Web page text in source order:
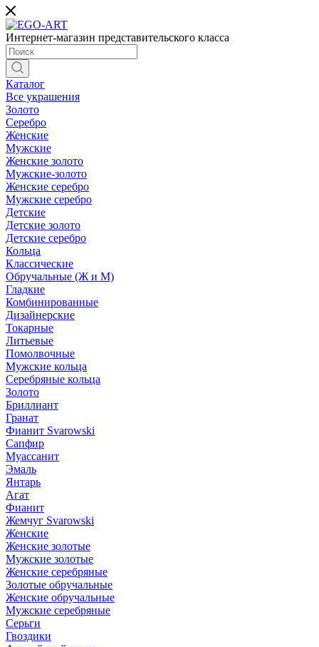
Интернет-магазин представительского класса
Каталог
Все украшения
Золото
Серебро
Женские
Мужские
Женские золото
Мужские-золото
Женские серебро
Мужские серебро
Детские
Детские золото
Детские серебро
Кольца
Классические
Обручальные (Ж и М)
Гладкие
Комбинированные
Дизайнерские
Токарные
Литьевые
Помолвочные
Мужские кольца
Серебряные кольца
Золото
Бриллиант
Гранат
Фианит Svarowski
Сапфир
Муассанит
Эмаль
Янтарь
Агат
Фианит
Жемчуг Svarowski
Женские
Женские золотые
Мужские золотые
Женские серебряные
Золотые обручальные
Женские обручальные
Мужские серебряные
Серьги
Гвоздики